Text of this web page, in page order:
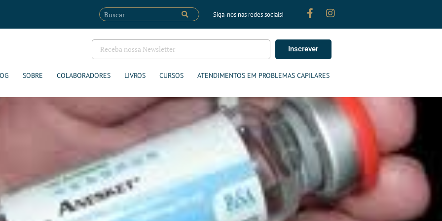
Siga-nos nas redes sociais!
Inscrever
SOBRE COLABORADORES LIVROS CURSOS ATENDIMENTOS EM PROBLEMAS CAPILARES